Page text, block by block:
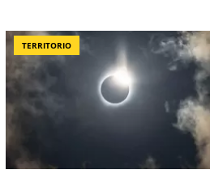
TERRITORIO